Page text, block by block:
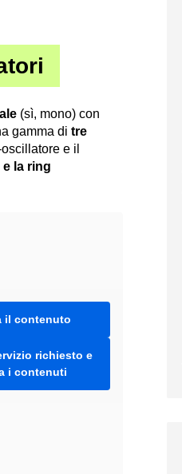
(sì, mono) con
gamma di tre
e il
la ring
il contenuto
richiesto e
i contenuti